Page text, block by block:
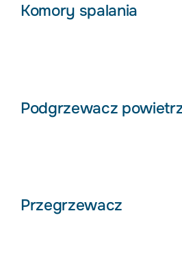
Komory spalania
Podgrzewacz
Przegrzewacz